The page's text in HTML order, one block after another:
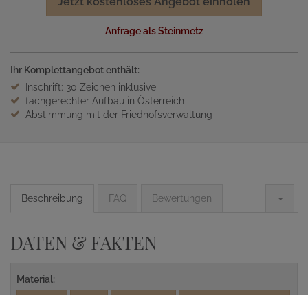
Anfrage als Steinmetz
Ihr Komplettangebot enthält:
Inschrift: 30 Zeichen inklusive
fachgerechter Aufbau in Österreich
Abstimmung mit der Friedhofsverwaltung
Beschreibung FAQ Bewertungen
DATEN & FAKTEN
Material: